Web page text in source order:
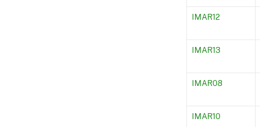
IMAR12
IMAR13
IMAR08
IMAR10